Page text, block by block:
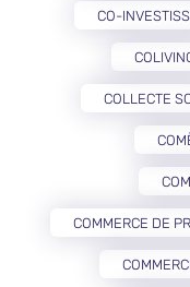
CO-
COLLECTE
COMMERCE DE